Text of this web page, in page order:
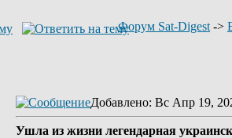
Форум Sat-Digest ->
Добавлено: Вс Апр 19,
Ушла из жизни легендарная